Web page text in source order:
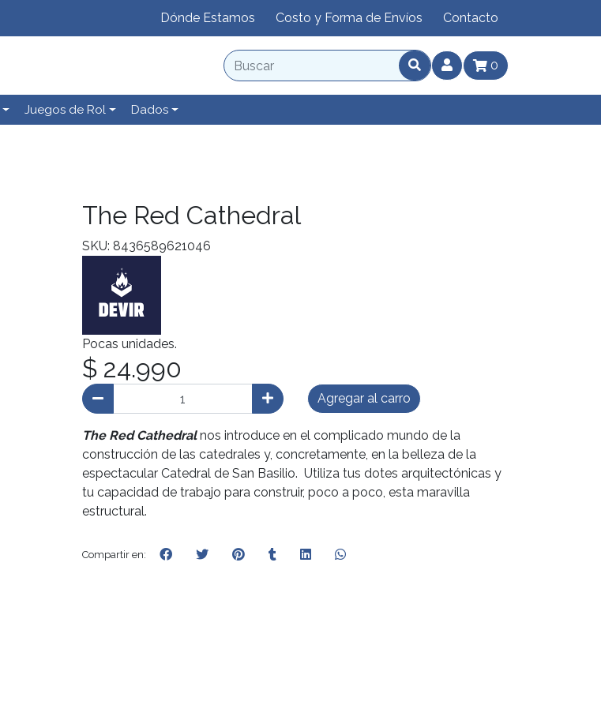
Dónde Estamos Costo y Forma de Envíos Contacto
0
Juegos de Rol Dados
The Red Cathedral
SKU: 8436589621046
Pocas unidades.
$ 24.990
Agregar al carro
The Red Cathedralnos introduce en el complicado mundo de la
construcción de las catedrales y, concretamente, en la belleza de la
espectacular Catedral de San Basilio. Utiliza tus dotes arquitectónicas y
tu capacidad de trabajo para construir, poco a poco, esta maravilla
estructural.
Compartir en: